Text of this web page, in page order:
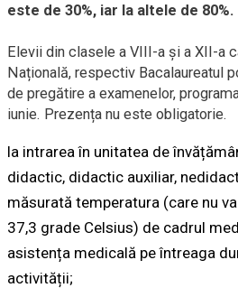
este de 30%, iar la altele de 80%.
Elevii din clasele a VIII-a și a XII-a
Națională, respectiv Bacalaureatul
de pregătire a examenelor,
iunie. Prezența nu este obligatorie.
la intrarea în unitatea de
didactic, didactic auxiliar,
măsurată temperatura (care nu
37,3 grade Celsius) de cadrul
asistența medicală pe întreaga
activității;